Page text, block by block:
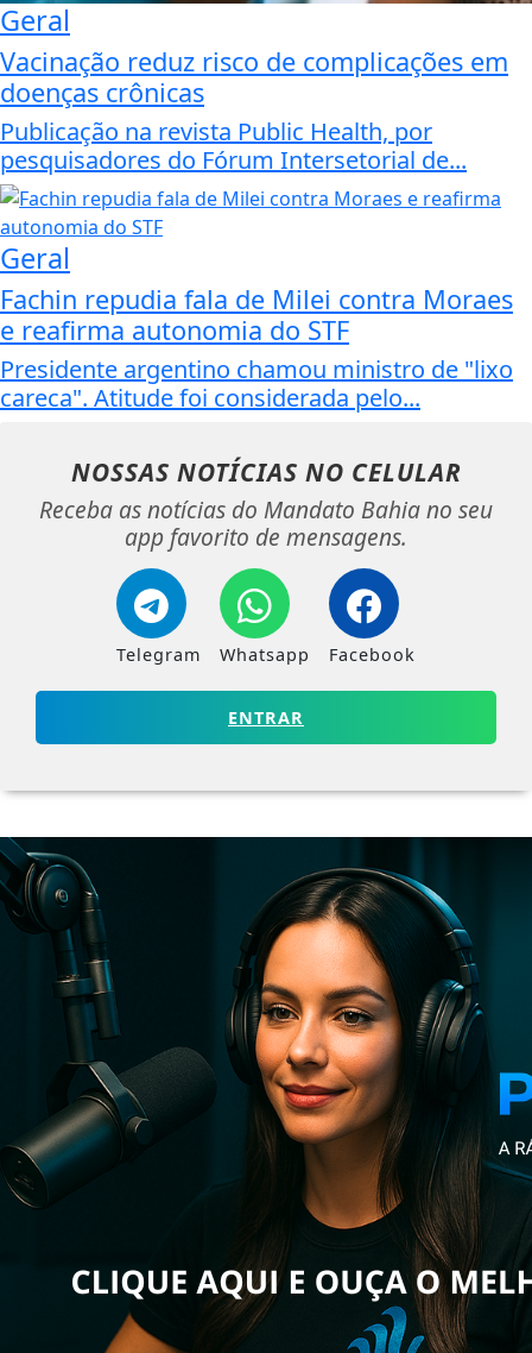
Geral
Vacinação reduz risco de complicações em
doenças crônicas
Publicação na revista Public Health, por
pesquisadores do Fórum Intersetorial de...
Geral
Fachin repudia fala de Milei contra Moraes
e reafirma autonomia do STF
Presidente argentino chamou ministro de "lixo
careca". Atitude foi considerada pelo...
NOSSAS NOTÍCIAS NO CELULAR
Receba as notícias do Mandato Bahia no seu
app favorito de mensagens.
Telegram Whatsapp Facebook
ENTRAR